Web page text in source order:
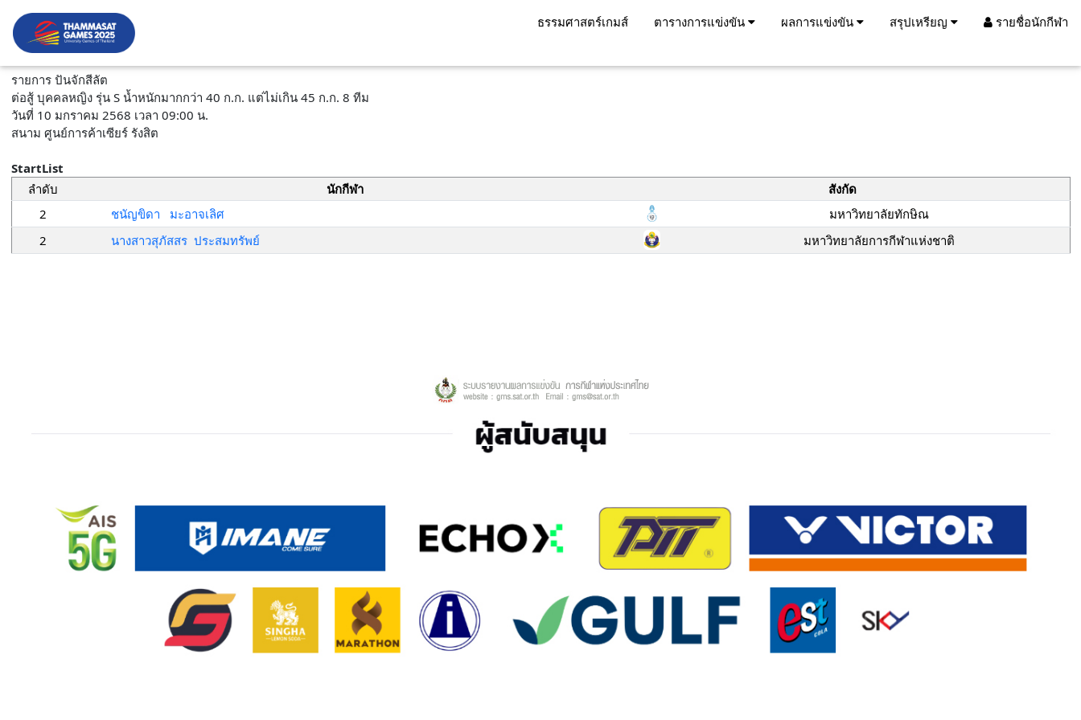
ธรรมศาสตร์เกมส์ ตารางการแข่งขัน ผลการแข่งขัน สรุปเหรียญ รายชื่อนักกีฬา
รายการ ปันจักสีลัต
ต่อสู้ บุคคลหญิง รุ่น S น้ำหนักมากกว่า 40 ก.ก. แต่ไม่เกิน 45 ก.ก. 8 ทีม
วันที่ 10 มกราคม 2568 เวลา 09:00 น.
สนาม ศูนย์การค้าเซียร์ รังสิต
StartList
ลำดับ
นักกีฬา
สังกัด
2
ชนัญขิดา มะอาจเลิศ
มหาวิทยาลัยทักษิณ
2
นางสาวสุภัสสร ประสมทรัพย์ มหาวิทยาลัยการกีฬาแห่งชาติ